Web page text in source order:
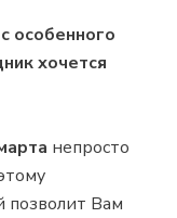
особенного
хочется
непросто
позволит Вам